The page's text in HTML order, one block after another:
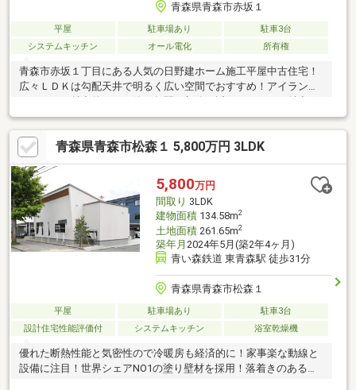
青森県青森市赤坂１
平屋 駐車場あり
駐車3台
システムキッチン
オール電化 所有権
青森市赤坂１丁目にある人気の日野建ホーム施工平屋中古住宅！
広々ＬＤＫは勾配天井で明るく広い空間でおすすめ！アイランド
住宅です。設備も充実しており、そのまま快適に暮らせます。２
台分のガレージ付きで、冬の雪処理もラクにできて安心。コスト
を抑えつつ質の良い住まいを求める方におすすめです。建材価格
の高騰で新築が高くなっている今、新築を検討している方にもお
すすめです！ぜひ一度ご見学ください。
青森県青森市松森１ 5,800万円 3LDK
5,800万円
間取り 3LDK
建物面積134.58m2
土地面積261.65m2
築年月 2024年5月(築2年4ヶ月)
青い森鉄道 東青森駅 徒歩31分
青森県青森市松森１
平屋 駐車場あり
駐車3台
設計住宅性能評価付
システムキッチン 浴室乾燥機
優れた断熱性能と気密性ので冷暖房も経済的に！家事楽な動線と
設備に注目！世界シェアNO1の塗り壁材を採用！落着きのあるホ